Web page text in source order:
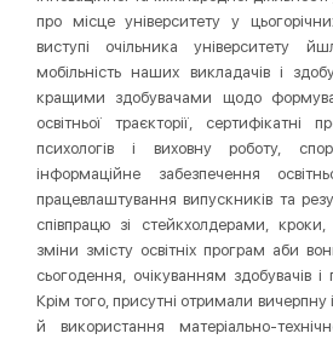
про місце університету у
виступі очільника університету
мобільність наших викладачів і
кращими здобувачами щодо
освітньої траєкторії,
психологів і виховну роботу,
інформаційне забезпечення
працевлаштування випускників та
співпрацю зі стейкхолдерами,
зміни змісту освітніх програм аби
сьогодення, очікуванням здобувачів і
Крім того, присутні отримали
й використання матеріально-